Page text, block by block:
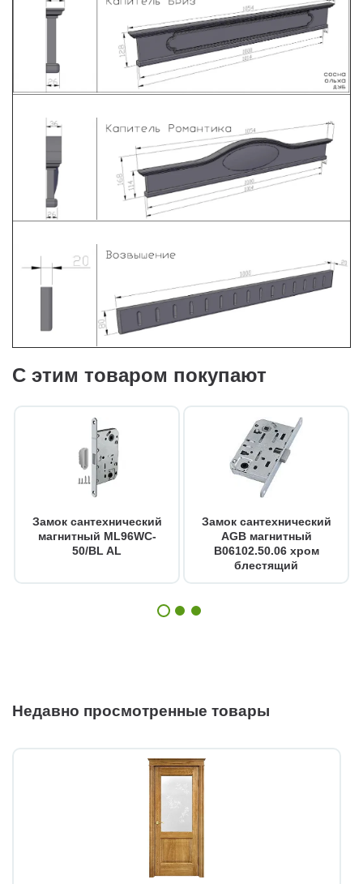
С этим товаром покупают
Замок сантехнический
магнитный ML96WC-
50/BL AL
Замок сантехнический
AGB магнитный
B06102.50.06 хром
блестящий
Недавно просмотренные товары